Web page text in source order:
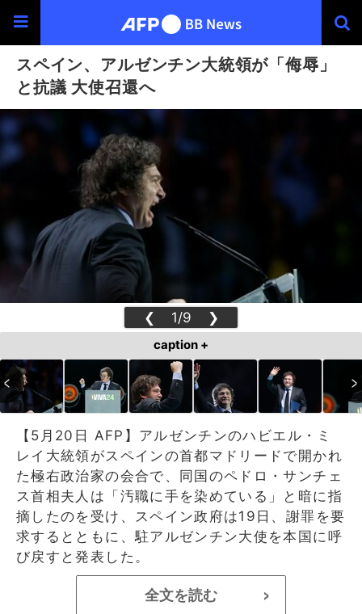
スペイン、アルゼンチン大統領が「侮辱」
と抗議 大使召還へ
❮ 1/9 ❯
caption +
【5月20日 AFP】アルゼンチンのハビエル・ミ
レイ大統領がスペインの首都マドリードで開かれ
た極右政治家の会合で、同国のペドロ・サンチェ
ス首相夫人は「汚職に手を染めている」と暗に指
摘したのを受け、スペイン政府は19日、謝罪を要
求するとともに、駐アルゼンチン大使を本国に呼
び戻すと発表した。
全文を読む >